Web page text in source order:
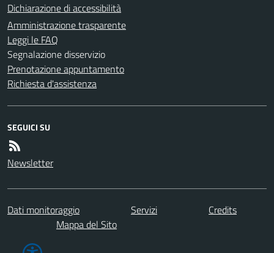
Dichiarazione di accessibilità
Amministrazione trasparente
Leggi le FAQ
Segnalazione disservizio
Prenotazione appuntamento
Richiesta d'assistenza
SEGUICI SU
Newsletter
Dati monitoraggio Servizi
Credits
Mappa del Sito